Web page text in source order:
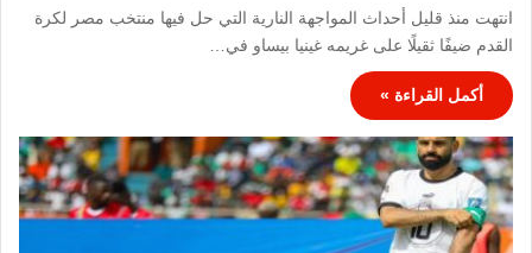
انتهت منذ قليل أحداث المواجهة النارية التي حل فيها منتخب مصر لكرة
القدم ضيفًا ثقيلًا على غريمه غينيا بيساو في…
أكمل القراءة »